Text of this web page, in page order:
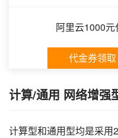
阿里云1000
代金券领取
计算/通用 网络增强
计算型和通用型均是采用